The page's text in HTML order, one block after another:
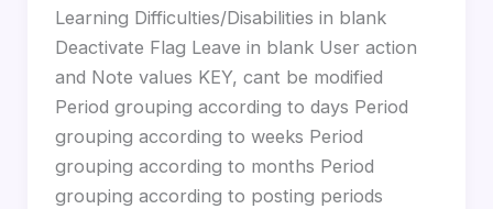
Learning Difficulties/Disabilities in blank
Deactivate Flag Leave in blank User action
and Note values KEY, cant be modified
Period grouping according to days Period
grouping according to weeks Period
grouping according to months Period
grouping according to posting periods